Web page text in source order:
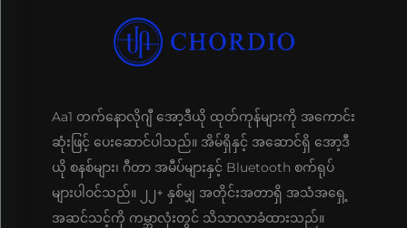
Aa1 တက်နောလိုဂျီ အော့ဒီယို ထုတ်ကုန်များကို အကောင်း
ဆုံးဖြင့် ပေးဆောင်ပါသည်။ အိမ်ရှိနှင့် အဆောင်ရှိ အော့ဒီ
ယို စနစ်များ၊ ဂီတာ အမီပ်များနှင့် Bluetooth စက်ရုပ်
များပါဝင်သည်။ ၂၂+ နှစ်မျှ အတိုင်းအတာရှိ အသံအရှေ့
အဆင်သင့်ကို ကမ္ဘာလုံးတွင် သိသာလာခံထားသည်။